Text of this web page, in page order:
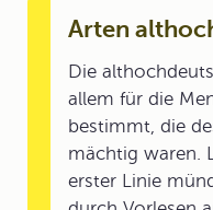
Arten
Die
allem für die
bestimmt, die
mächtig waren.
erster Linie